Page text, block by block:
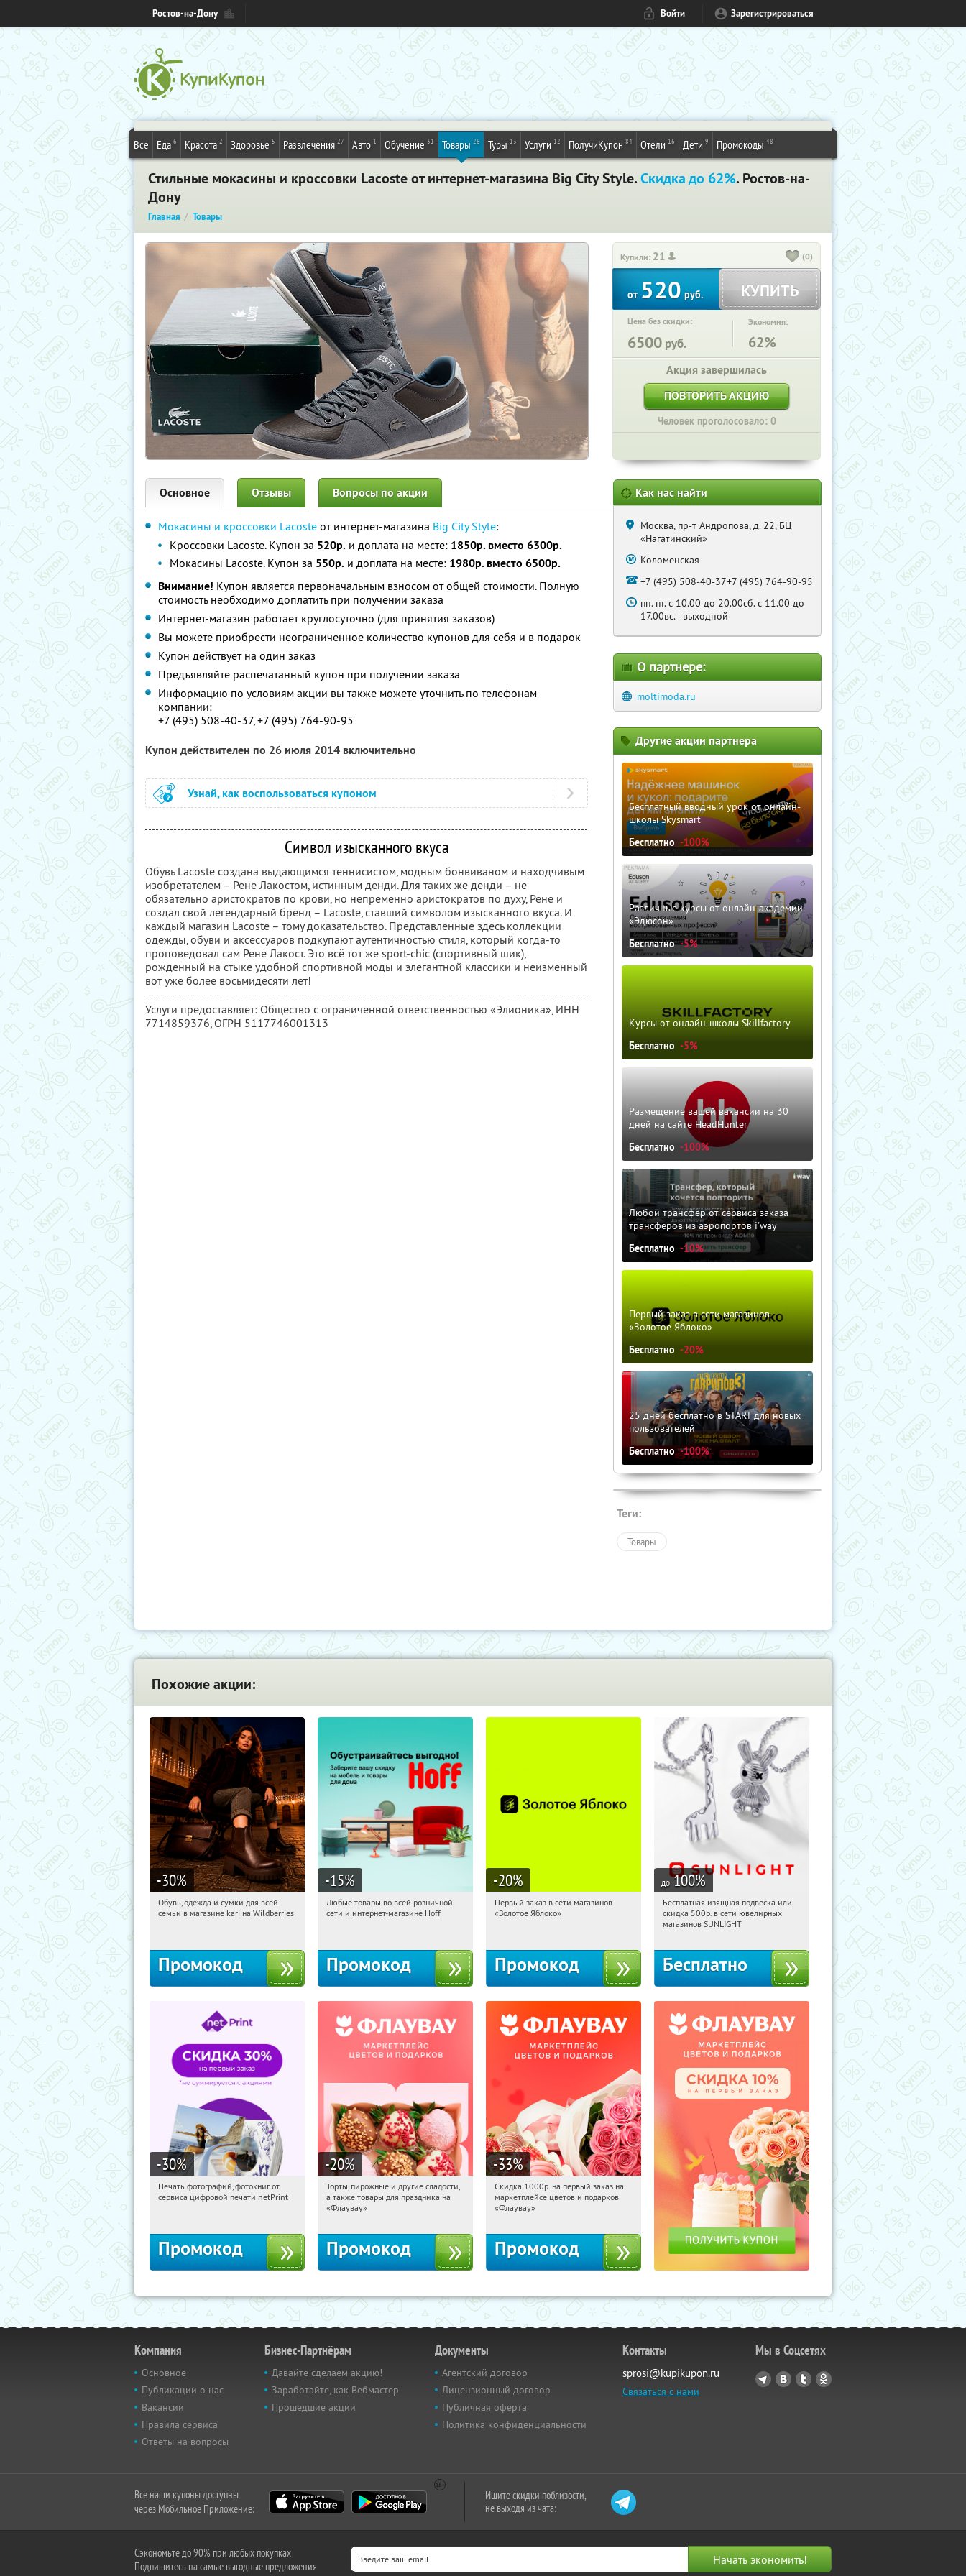
Ростов-на-Дону Войти Зарегистрироваться
Все Еда 6 Красота 2 Здоровье 5 Развлечения 27 Авто 1 Обучение 31 Товары 26 Туры 13 Услуги 12 ПолучиКупон 84 Отели 16 Дети 9 Промокоды 48
Стильные мокасины и кроссовки Lacoste от интернет-магазина Big City Style.Скидка до 62%. Ростов-на-
Дону
Главная Товары
Купили: 21 (0)
от520руб. КУПИТЬ
Цена без скидки:
6500 руб.
Экономия:
62%
Акция завершилась
ПОВТОРИТЬ АКЦИЮ
Человек проголосовало: 0
Основное Отзывы Вопросы по акции
Мокасины и кроссовки Lacoste от интернет-магазина Big City Style:
Кроссовки Lacoste. Купон за 520р. и доплата на месте: 1850р. вместо 6300р.
Мокасины Lacoste. Купон за 550р. и доплата на месте: 1980р. вместо 6500р.
Внимание! Купон является первоначальным взносом от общей стоимости. Полную
стоимость необходимо доплатить при получении заказа
Интернет-магазин работает круглосуточно (для принятия заказов)
Вы можете приобрести неограниченное количество купонов для себя и в подарок
Купон действует на один заказ
Предъявляйте распечатанный купон при получении заказа
Информацию по условиям акции вы также можете уточнить по телефонам
компании:
+7 (495) 508-40-37, +7 (495) 764-90-95
Купон действителен по 26 июля 2014 включительно
Узнай, как воспользоваться купоном
Символ изысканного вкуса
Обувь Lacoste создана выдающимся теннисистом, модным бонвиваном и находчивым
изобретателем – Рене Лакостом, истинным денди. Для таких же денди – не
обязательно аристократов по крови, но непременно аристократов по духу, Рене и
создал свой легендарный бренд – Lacoste, ставший символом изысканного вкуса. И
каждый магазин Lacoste – тому доказательство. Представленные здесь коллекции
одежды, обуви и аксессуаров подкупают аутентичностью стиля, который когда-то
проповедовал сам Рене Лакост. Это всё тот же sport-chic (спортивный шик),
рожденный на стыке удобной спортивной моды и элегантной классики и неизменный
вот уже более восьмидесяти лет!
Услуги предоставляет: Общество с ограниченной ответственностью «Элионика», ИНН
7714859376, ОГРН 5117746001313
Как нас найти
Москва, пр-т Андропова, д. 22, БЦ
«Нагатинский»
Коломенская
+7 (495) 508-40-37+7 (495) 764-90-95
пн.-пт. с 10.00 до 20.00сб. с 11.00 до
17.00вс. - выходной
О партнере:
moltimoda.ru
Другие акции партнера
Бесплатный вводный урок от онлайн-
школы Skysmart
Бесплатно -100%
Различные курсы от онлайн-академии
«Эдюсон»
Бесплатно -5%
Курсы от онлайн-школы Skillfactory
Бесплатно -5%
Размещение вашей вакансии на 30
дней на сайте HeadHunter
Бесплатно -100%
Любой трансфер от сервиса заказа
трансферов из аэропортов i'way
Бесплатно -10%
Первый заказ в сети магазинов
«Золотое Яблоко»
Бесплатно -20%
25 дней бесплатно в START для новых
пользователей
Бесплатно -100%
Теги:
Товары
Похожие акции:
-30%
00:09:22 Получили:
Обувь, одежда и сумки для всей
семьи в магазине kari на Wildberries
Промокод
-15%
00:09:22 Получили:
Любые товары во всей розничной
сети и интернет-магазине Hoff
Промокод
-20%
00:09:22
Получи первым!
Первый заказ в сети магазинов
«Золотое Яблоко»
Промокод
до 100%
00:09:22 Получили:
Россия
Бесплатная изящная подвеска или
скидка 500р. в сети ювелирных
магазинов SUNLIGHT
Бесплатно
-30%
00:09:22 Получили:
Печать фотографий, фотокниг от
сервиса цифровой печати netPrint
Промокод
-20%
00:09:22 Получили:
Россия
Торты, пирожные и другие сладости,
а также товары для праздника на
«Флаувау»
Промокод
-33%
00:09:22 Получили:
Россия
Скидка 1000р. на первый заказ на
маркетплейсе цветов и подарков
«Флаувау»
Промокод
Компания
Основное
Публикации о нас
Вакансии
Правила сервиса
Ответы на вопросы
Бизнес-Партнёрам
Давайте сделаем акцию!
Заработайте, как Вебмастер
Прошедшие акции
Документы
Агентский договор
Лицензионный договор
Публичная оферта
Политика конфиденциальности
Контакты
sprosi@kupikupon.ru
Связаться с нами
Мы в Соцсетях
Все наши купоны доступны
через Мобильное Приложение:
Ищите скидки поблизости,
не выходя из чата:
Сэкономьте до 90% при любых покупках
Подпишитесь на самые выгодные предложения